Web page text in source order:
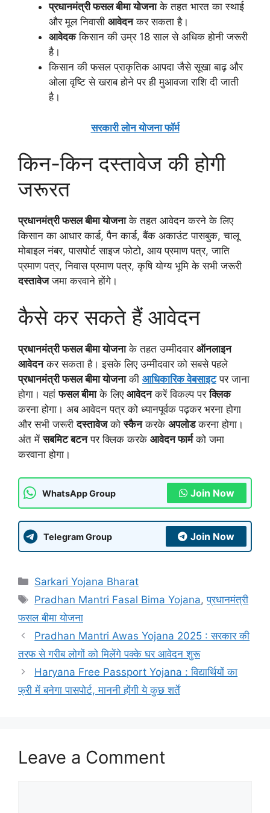
प्रधानमंत्री फसल बीमा योजनाके तहत भारत का स्थाई
और मूल निवासी आवेदनकर सकता है।
आवेदककिसान की उम्र 18 साल से अधिक होनी जरूरी
है।
किसान की फसल प्राकृतिक आपदा जैसे सूखा बाढ़ और
ओला वृष्टि से खराब होने पर ही मुआवजा राशि दी जाती
है।
सरकारी लोन योजना फॉर्म
किन-किन दस्तावेज की होगी
जरूरत
प्रधानमंत्री फसल बीमा योजनाके तहत आवेदन करने के लिए
किसान का आधार कार्ड, पैन कार्ड, बैंक अकाउंट पासबुक, चालू
मोबाइल नंबर, पासपोर्ट साइज फोटो, आय प्रमाण पत्र, जाति
प्रमाण पत्र, निवास प्रमाण पत्र, कृषि योग्य भूमि के सभी जरूरी
दस्तावेजजमा करवाने होंगे।
कैसे कर सकते हैं आवेदन
प्रधानमंत्री फसल बीमा योजनाके तहत उम्मीदवार ऑनलाइन
आवेदनकर सकता है। इसके लिए उम्मीदवार को सबसे पहले
प्रधानमंत्री फसल बीमा योजनाकी आधिकारिक वेबसाइटपर जाना
होगा। यहांफसल बीमाके लिए आवेदनकरें विकल्प परक्लिक
करना होगा। अब आवेदन पत्र को ध्यानपूर्वक पढ़कर भरना होगा
और सभी जरूरीदस्तावेजकोस्कैनकरके अपलोडकरना होगा।
अंत मेंसबमिट बटनपर क्लिक करके आवेदन फार्मको जमा
करवाना होगा।
WhatsApp Group Join Now
Telegram Group Join Now
Categories
Sarkari Yojana Bharat
Tags
Pradhan Mantri Fasal Bima Yojana,प्रधानमंत्री
फसल बीमा योजना
Pradhan Mantri Awas Yojana 2025 : सरकार की
तरफ से गरीब लोगों को मिलेंगे पक्के घर आवेदन शुरू
Haryana Free Passport Yojana : विद्यार्थियों का
फ्री में बनेगा पासपोर्ट, माननी होंगी ये कुछ शर्तें
Leave a Comment